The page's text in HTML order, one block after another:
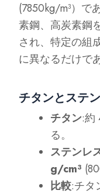
(7850kg/m³）で
素鋼、高炭素鋼
され、特定の組
に異なるだけで
チタンとステ
チタン:約
る。
ステンレ
g/cm³
比較:チタ